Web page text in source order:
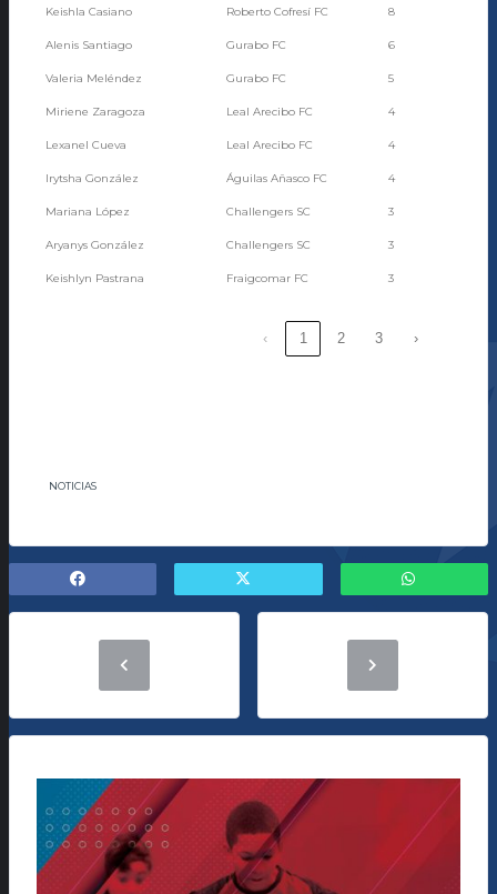
Keishla Casiano Roberto Cofresí FC 8
Alenis Santiago Gurabo FC 6
Valeria Meléndez Gurabo FC 5
Miriene Zaragoza Leal Arecibo FC 4
Lexanel Cueva Leal Arecibo FC 4
Irytsha González Águilas Añasco FC 4
Mariana López Challengers SC 3
Aryanys González Challengers SC 3
Keishlyn Pastrana Fraigcomar FC 3
‹ 1 2 3 ›
NOTICIAS